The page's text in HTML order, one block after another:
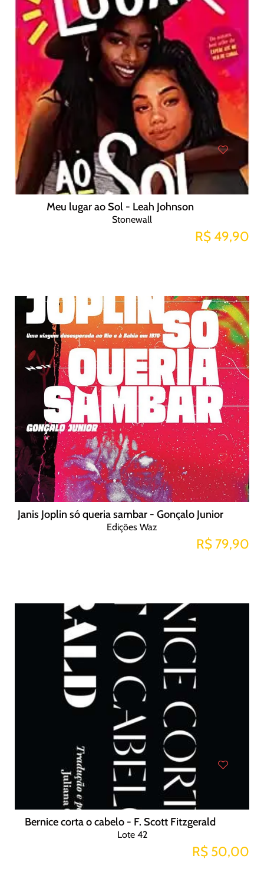
Meu lugar ao Sol - Leah Johnson
Stonewall
R$ 49,90
Janis Joplin só queria sambar - Gonçalo Junior
Edições Waz
R$ 79,90
Bernice corta o cabelo - F. Scott Fitzgerald
Lote 42
R$ 50,00